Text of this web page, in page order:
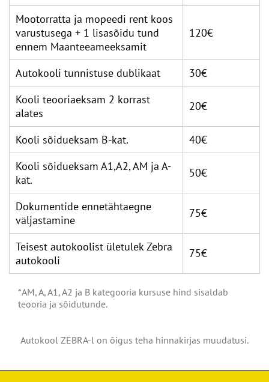
Mootorratta ja mopeedi rent koos
varustusega + 1 lisasõidu tund
ennem Maanteeameeksamit
120€
Autokooli tunnistuse dublikaat
30€
Kooli teooriaeksam 2 korrast
alates
20€
Kooli sõidueksam B-kat.
40€
Kooli sõidueksam A1,A2, AM ja A-
kat.
50€
Dokumentide ennetähtaegne
väljastamine
75€
Teisest autokoolist ületulek Zebra
autokooli
75€
*AM, A, A1, A2 ja B kategooria kursuse hind sisaldab
teooria ja sõidutunde.
Autokool ZEBRA-l on õigus teha hinnakirjas muudatusi.